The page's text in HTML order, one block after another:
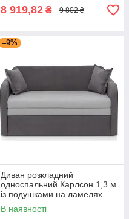
8 919,82 ₴ 9 802 ₴
–9%
Диван розкладний
односпальний Карлсон 1,3 м
із подушками на ламелях
Аляска 97/08 сірий/світло-
сірий Мікс Меблі
В наявності